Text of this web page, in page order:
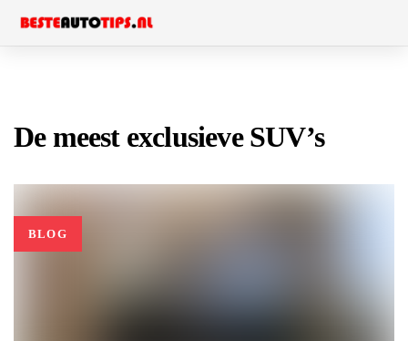
Skip
De meest exclusieve SUV’s
BLOG